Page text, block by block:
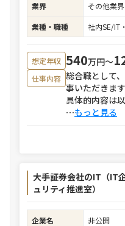
業界
その他業
業種・職種
社内SE/IT
想定年収 540万円〜
仕事内容 総合職として
事いただきます
具体的内容は
⋯もっと見る
大手証券会社のIT（IT
ュリティ推進室）
企業名
非公開